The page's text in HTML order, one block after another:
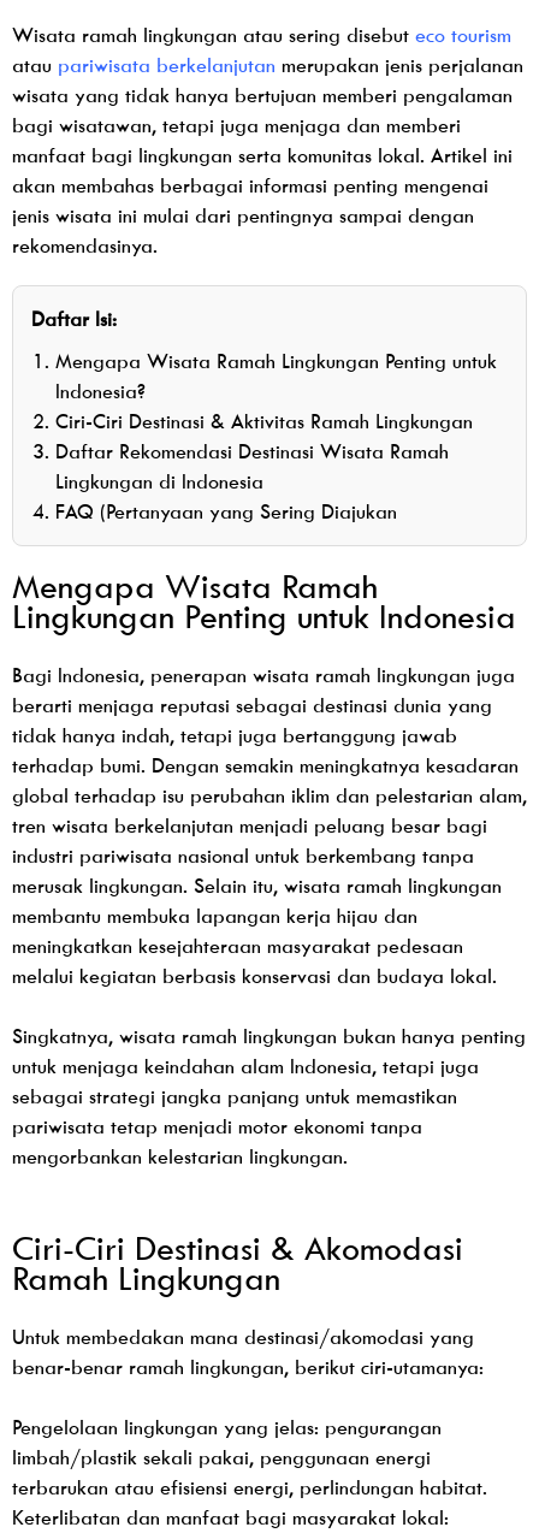
Wisata ramah lingkungan atau sering disebut eco tourism
atau pariwisata berkelanjutan merupakan jenis perjalanan
wisata yang tidak hanya bertujuan memberi pengalaman
bagi wisatawan, tetapi juga menjaga dan memberi
manfaat bagi lingkungan serta komunitas lokal. Artikel ini
akan membahas berbagai informasi penting mengenai
jenis wisata ini mulai dari pentingnya sampai dengan
rekomendasinya.
Daftar Isi:
Mengapa Wisata Ramah Lingkungan Penting untuk
Indonesia?
Ciri-Ciri Destinasi & Aktivitas Ramah Lingkungan
Daftar Rekomendasi Destinasi Wisata Ramah
Lingkungan di Indonesia
FAQ (Pertanyaan yang Sering Diajukan
Mengapa Wisata Ramah
Lingkungan Penting untuk Indonesia
Bagi Indonesia, penerapan wisata ramah lingkungan juga
berarti menjaga reputasi sebagai destinasi dunia yang
tidak hanya indah, tetapi juga bertanggung jawab
terhadap bumi. Dengan semakin meningkatnya kesadaran
global terhadap isu perubahan iklim dan pelestarian alam,
tren wisata berkelanjutan menjadi peluang besar bagi
industri pariwisata nasional untuk berkembang tanpa
merusak lingkungan. Selain itu, wisata ramah lingkungan
membantu membuka lapangan kerja hijau dan
meningkatkan kesejahteraan masyarakat pedesaan
melalui kegiatan berbasis konservasi dan budaya lokal.
Singkatnya, wisata ramah lingkungan bukan hanya penting
untuk menjaga keindahan alam Indonesia, tetapi juga
sebagai strategi jangka panjang untuk memastikan
pariwisata tetap menjadi motor ekonomi tanpa
mengorbankan kelestarian lingkungan.
Ciri-Ciri Destinasi & Akomodasi
Ramah Lingkungan
Untuk membedakan mana destinasi/akomodasi yang
benar-benar ramah lingkungan, berikut ciri-utamanya:
Pengelolaan lingkungan yang jelas: pengurangan
limbah/plastik sekali pakai, penggunaan energi
terbarukan atau efisiensi energi, perlindungan habitat.
Keterlibatan dan manfaat bagi masyarakat lokal: